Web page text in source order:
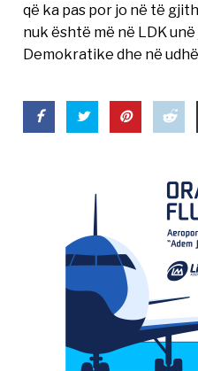
që ka pas por jo në të
nuk është më në LDK
Demokratike dhe në